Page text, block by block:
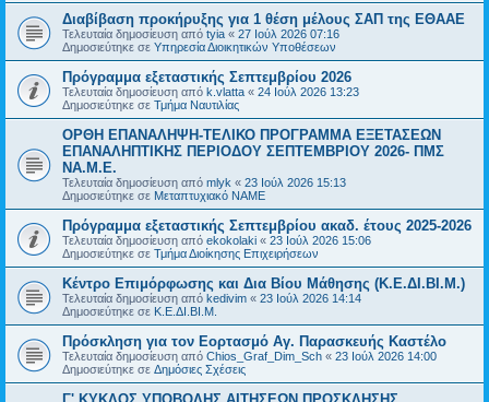
Διαβίβαση προκήρυξης για 1 θέση μέλους ΣΑΠ της ΕΘΑΑΕ
Τελευταία δημοσίευση από tyia « 27 Ιούλ 2026 07:16
Δημοσιεύτηκε σε Υπηρεσία Διοικητικών Υποθέσεων
Πρόγραμμα εξεταστικής Σεπτεμβρίου 2026
Τελευταία δημοσίευση από k.vlatta « 24 Ιούλ 2026 13:23
Δημοσιεύτηκε σε Τμήμα Ναυτιλίας
ΟΡΘΗ ΕΠΑΝΑΛΗΨΗ-ΤΕΛΙΚΟ ΠΡΟΓΡΑΜΜΑ ΕΞΕΤΑΣΕΩΝ
ΕΠΑΝΑΛΗΠΤΙΚΗΣ ΠΕΡΙΟΔΟΥ ΣΕΠΤΕΜΒΡΙΟΥ 2026- ΠΜΣ
ΝΑ.Μ.Ε.
Τελευταία δημοσίευση από mlyk « 23 Ιούλ 2026 15:13
Δημοσιεύτηκε σε Μεταπτυχιακό ΝΑΜΕ
Πρόγραμμα εξεταστικής Σεπτεμβρίου ακαδ. έτους 2025-2026
Τελευταία δημοσίευση από ekokolaki « 23 Ιούλ 2026 15:06
Δημοσιεύτηκε σε Τμήμα Διοίκησης Επιχειρήσεων
Κέντρο Επιμόρφωσης και Δια Βίου Μάθησης (Κ.Ε.ΔΙ.ΒΙ.Μ.)
Τελευταία δημοσίευση από kedivim « 23 Ιούλ 2026 14:14
Δημοσιεύτηκε σε Κ.Ε.ΔΙ.ΒΙ.Μ.
Πρόσκληση για τον Εορτασμό Αγ. Παρασκευής Καστέλο
Τελευταία δημοσίευση από Chios_Graf_Dim_Sch « 23 Ιούλ 2026 14:00
Δημοσιεύτηκε σε Δημόσιες Σχέσεις
Γ' ΚΥΚΛΟΣ ΥΠΟΒΟΛΗΣ ΑΙΤΗΣΕΩΝ ΠΡΟΣΚΛΗΣΗΣ